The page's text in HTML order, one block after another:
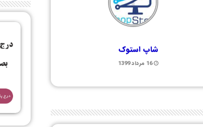
شاپ استوک
16 مرداد 1399